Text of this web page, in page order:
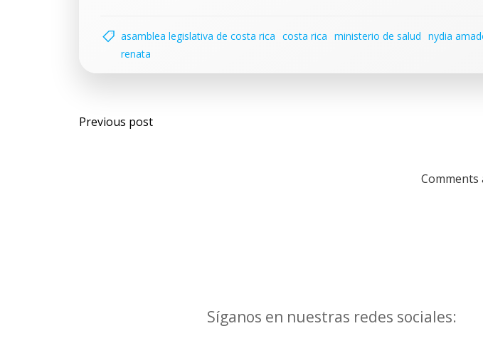
asamblea legislativa de costa rica costa rica ministerio de salud nydia
renata
Navegación
Previous post
Comments
Síganos en nuestras redes sociales: